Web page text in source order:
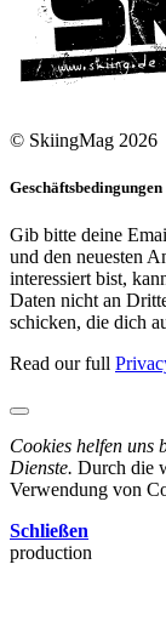
© SkiingMag 2026
Geschäftsbedingungen
Gib bitte deine
und den neuesten
interessiert bist,
Daten nicht an
schicken, die dich
Read our full
Cookies helfen uns
Dienste. Durch die
Verwendung von
Schließen
production